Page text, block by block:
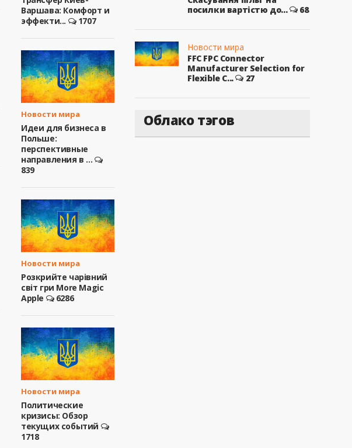
Варшава: Комфорт и
эффекти...
1707
Новости мира
Идеи для бизнеса в
Польше:
перспективные
направления в ...
839
Новости мира
Розкрийте чарівний
світ гри More Magic
Apple
6286
Новости мира
Политические
кризисы: Обзор
текущих событий
1718
посилки вартістю до...
68
Новости мира
FFC FPC Connector
Manufacturer Selection for
Flexible C...
27
Облако тэгов